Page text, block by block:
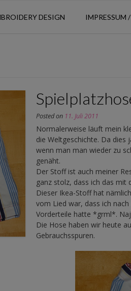
DESIGN IMPRESSUM
Posted on 11. Juli 2011
Normalerweise läuft mein
die Weltgeschichte. Da dies
wenn man man wieder zu
genäht.
Der Stoff ist auch meiner
ganz stolz, dass ich das mit
Dieser Ikea-Stoff hat
vom Lied war, dass ich
Vorderteile hatte *grml*.
Die Hose haben wir heute
Gebrauchsspuren.